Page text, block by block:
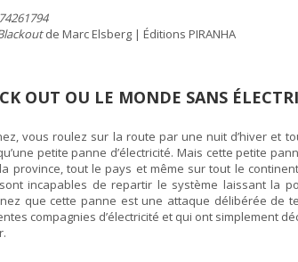
de Marc Elsberg | Éditions PIRANHA
OUT OU LE MONDE SANS
vous roulez sur la route par une nuit d’hiver et
petite panne d’électricité. Mais cette petite
province, tout le pays et même sur tout le
incapables de repartir le système laissant la
que cette panne est une attaque délibérée de
compagnies d’électricité et qui ont simplement